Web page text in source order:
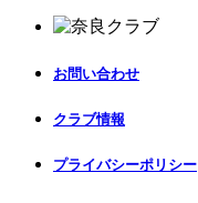
お問い合わせ
クラブ情報
プライバシーポリシー